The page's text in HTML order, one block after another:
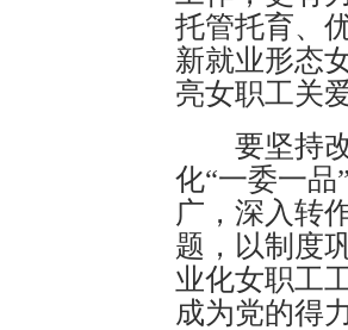
托管托育、
新就业形态
亮女职工关
要坚持改
化“一委一
广，深入转
题，以制度
业化女职工
成为党的得